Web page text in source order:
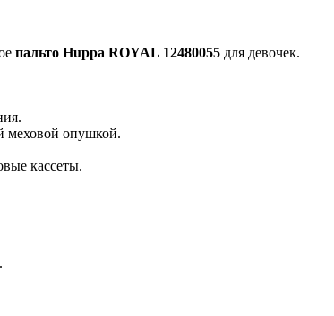
пальто Huppa ROYAL 12480055 для девочек.
меховой опушкой.
кассеты.